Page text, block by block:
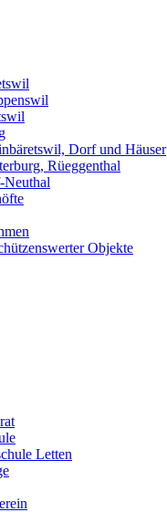
Dorf und Häuser
Rüeggenthal
Objekte
Letten